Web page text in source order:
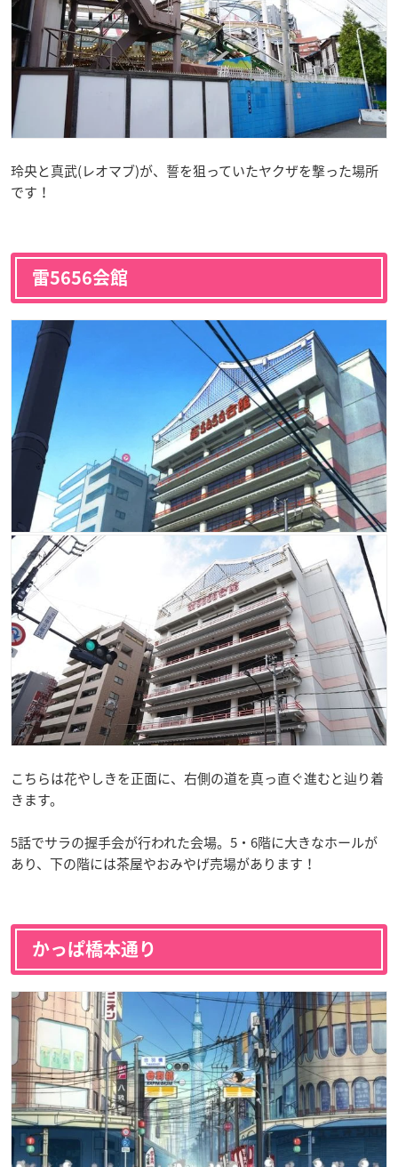
玲央と真武(レオマブ)が、誓を狙っていたヤクザを撃った場所
です！
雷5656会館
こちらは花やしきを正面に、右側の道を真っ直ぐ進むと辿り着
きます。
5話でサラの握手会が行われた会場。5・6階に大きなホールが
あり、下の階には茶屋やおみやげ売場があります！
かっぱ橋本通り